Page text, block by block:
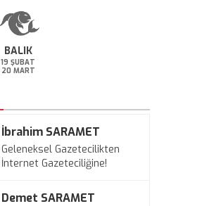
BALIK
19 ŞUBAT
20 MART
İbrahim SARAMET
Geleneksel Gazetecilikten
İnternet Gazeteciliğine!
Demet SARAMET